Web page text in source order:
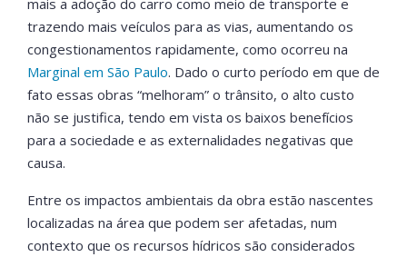
trazendo mais veículos para as vias, aumentando os
congestionamentos rapidamente, como ocorreu na
Marginal em São Paulo. Dado o curto período em que de
fato essas obras “melhoram” o trânsito, o alto custo
não se justifica, tendo em vista os baixos benefícios
para a sociedade e as externalidades negativas que
causa.
Entre os impactos ambientais da obra estão nascentes
localizadas na área que podem ser afetadas, num
contexto que os recursos hídricos são considerados